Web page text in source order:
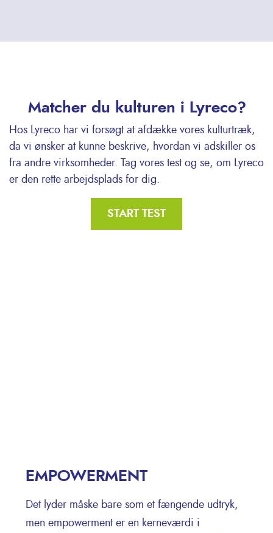
Matcher du kulturen i Lyreco?
Hos Lyreco har vi forsøgt at afdække vores kulturtræk,
da vi ønsker at kunne beskrive, hvordan vi adskiller os
fra andre virksomheder. Tag vores test og se, om Lyreco
er den rette arbejdsplads for dig.
START TEST
EMPOWERMENT
Det lyder måske bare som et fængende udtryk,
men empowerment er en kerneværdi i